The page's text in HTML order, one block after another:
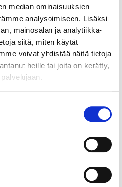
median ominaisuuksien
analysoimiseen. Lisäksi
mainosalan ja analytiikka-
siitä, miten käytät
voivat yhdistää näitä tietoja
heille tai joita on kerätty,
i(på
av handelsavtal?
to take advantage of
)
EU:n